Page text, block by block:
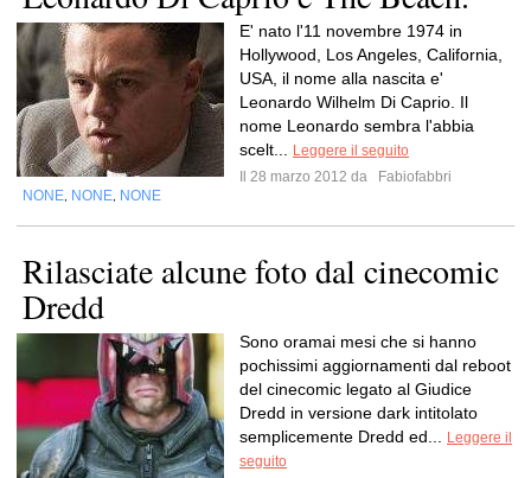
E' nato l'11 novembre 1974 in
Hollywood, Los Angeles, California,
USA, il nome alla nascita e'
Leonardo Wilhelm Di Caprio. Il
nome Leonardo sembra l'abbia
scelt...
Leggere il seguito
Il 28 marzo 2012 da
Fabiofabbri
NONE NONE NONE
Rilasciate alcune foto dal cinecomic
Dredd
Sono oramai mesi che si hanno
pochissimi aggiornamenti dal reboot
del cinecomic legato al Giudice
Dredd in versione dark intitolato
semplicemente Dredd ed...
Leggere il
seguito